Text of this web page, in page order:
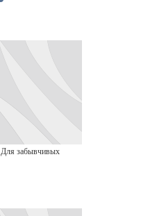
Для забывчивых